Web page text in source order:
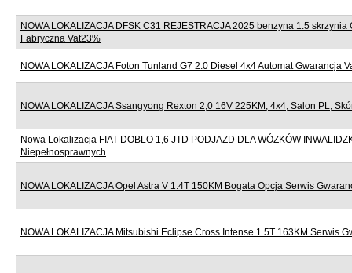
NOWA LOKALIZACJA DFSK C31 REJESTRACJA 2025 benzyna 1.5 skrzynia
Fabryczna Vat23%
NOWA LOKALIZACJA Foton Tunland G7 2.0 Diesel 4x4 Automat Gwarancja
NOWA LOKALIZACJA Ssangyong Rexton 2,0 16V 225KM, 4x4, Salon PL,
Nowa Lokalizacja FIAT DOBLO 1,6 JTD PODJAZD DLA WÓZKÓW
Niepełnosprawnych
NOWA LOKALIZACJA Opel Astra V 1.4T 150KM Bogata Opcja Serwis
NOWA LOKALIZACJA Mitsubishi Eclipse Cross Intense 1.5T 163KM Serwis